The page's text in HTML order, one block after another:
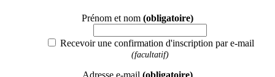
Prénom et nom (obligatoire)
Recevoir une confirmation d'inscription par e-mail
(facultatif)
Adresse e-mail (obligatoire)